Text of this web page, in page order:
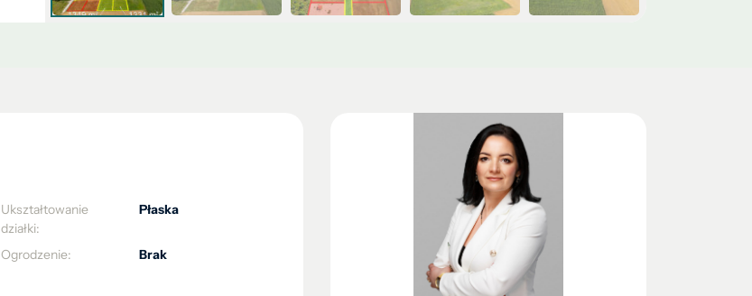
Ukształtowanie
działki:
Płaska
Ogrodzenie: Brak